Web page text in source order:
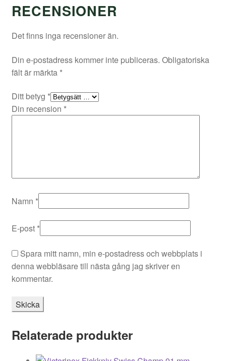
RECENSIONER
Det finns inga recensioner än.
Din e-postadress kommer inte publiceras. Obligatoriska
fält är märkta *
Ditt betyg *
Din recension *
Namn *
E-post *
Spara mitt namn, min e-postadress och webbplats i
denna webbläsare till nästa gång jag skriver en
kommentar.
Relaterade produkter